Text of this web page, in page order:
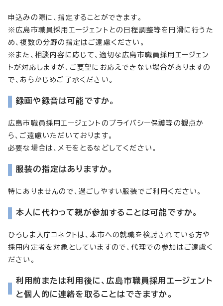
申込みの際に、指定することができます。
※広島市職員採用エージェントとの日程調整等を円滑に行うた
め、複数の分野の指定はご遠慮ください。
※また、相談内容に応じて、適切な広島市職員採用エージェン
トが対応しますが、ご要望にお応えできない場合がありますの
で、あらかじめご了承ください。
録画や録音は可能ですか。
広島市職員採用エージェントのプライバシー保護等の観点か
ら、ご遠慮いただいております。
必要な場合は、メモをとるなどしてください。
服装の指定はありますか。
特にありませんので、過ごしやすい服装でご利用ください。
本人に代わって親が参加することは可能ですか。
ひろしま入庁コネクトは、本市への就職を検討されている方や
採用内定者を対象としていますので、代理での参加はご遠慮く
ださい。
利用前または利用後に、広島市職員採用エージェント
と個人的に連絡を取ることはできますか。